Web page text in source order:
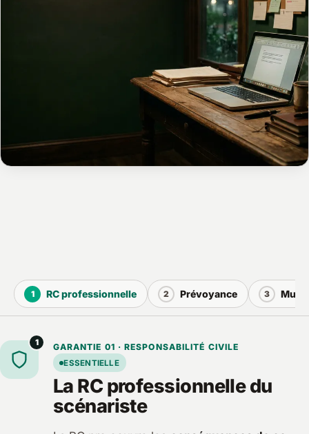
1 GARANTIE 01 · RESPONSABILITÉ CIVILE
ESSENTIELLE
La RC professionnelle du
scénariste
1 RC professionnelle 2 Prévoyance 3